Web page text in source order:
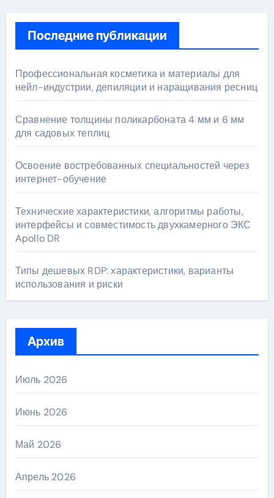
Последние публикации
Профессиональная косметика и материалы для
нейл-индустрии, депиляции и наращивания ресниц
Сравнение толщины поликарбоната 4 мм и 6 мм
для садовых теплиц
Освоение востребованных специальностей через
интернет-обучение
Технические характеристики, алгоритмы работы,
интерфейсы и совместимость двухкамерного ЭКС
Apollo DR
Типы дешевых RDP: характеристики, варианты
использования и риски
Архив
Июль 2026
Июнь 2026
Май 2026
Апрель 2026